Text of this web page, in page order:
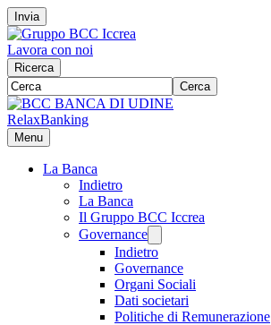
Invia
Lavora con noi
Ricerca
Cerca
RelaxBanking
Menu
La Banca
Indietro
La Banca
Il Gruppo BCC Iccrea
Governance
Indietro
Governance
Organi Sociali
Dati societari
Politiche di Remunerazione